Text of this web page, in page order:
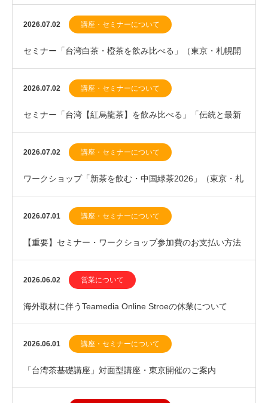
と、第2期（2027年1月開講）優先案内登録のお…
2026.07.02 講座・セミナーについて
セミナー「台湾白茶・橙茶を飲み比べる」（東京・札幌開
催）のお知らせ
2026.07.02 講座・セミナーについて
セミナー「台湾【紅烏龍茶】を飲み比べる」「伝統と最新
の中国紅茶」札幌開催のお知らせ
2026.07.02 講座・セミナーについて
ワークショップ「新茶を飲む・中国緑茶2026」（東京・札
幌開催）のお知らせ
2026.07.01 講座・セミナーについて
【重要】セミナー・ワークショップ参加費のお支払い方法
変更に関するお知らせ
2026.06.02 営業について
海外取材に伴うTeamedia Online Stroeの休業について
（2026年6月上旬）
2026.06.01 講座・セミナーについて
「台湾茶基礎講座」対面型講座・東京開催のご案内